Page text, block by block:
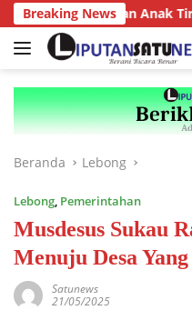
Langsung
ke
konten
Breaking NewsAnak Tiri Dituntut
Beranda Lebong
Lebong, Pemerintahan
Musdesus Sukau
Menuju Desa
Satunews
21/05/2025